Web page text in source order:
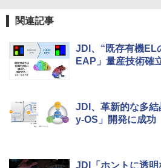
関連記事
JDI、“既存有機EL
EAP」量産技術確
JDI、革新的な多
y-OS」開発に成功
JDI「ホントに透